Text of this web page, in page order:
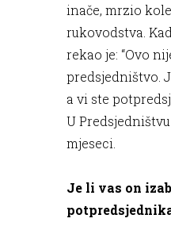
inače, mrzio
rukovodstva.
rekao je: “Ovo
predsjedništvo.
a vi ste
U
mjeseci.
Je li vas on